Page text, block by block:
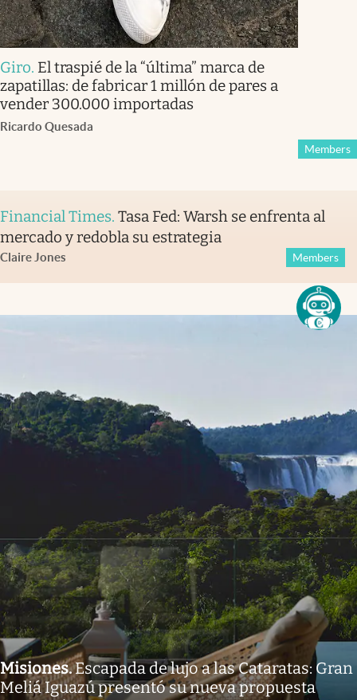
Giro. El traspié de la “última” marca de
zapatillas: de fabricar 1 millón de pares a
vender 300.000 importadas
Ricardo Quesada
Members
Financial Times. Tasa Fed: Warsh se enfrenta al
mercado y redobla su estrategia
Claire Jones Members
Misiones.Escapada de lujo a las Cataratas: Gran
Meliá Iguazú presentó su nueva propuesta